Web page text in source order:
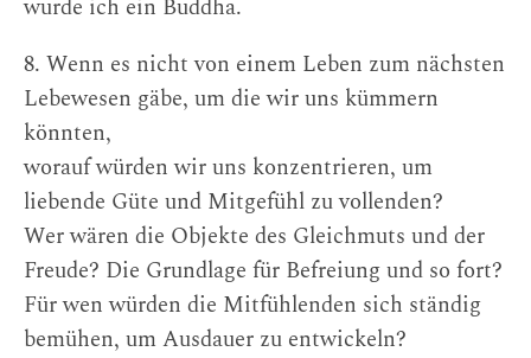
wurde ich ein Buddha.
8. Wenn es nicht von einem Leben zum nächsten
Lebewesen gäbe, um die wir uns kümmern
könnten,
worauf würden wir uns konzentrieren, um
liebende Güte und Mitgefühl zu vollenden?
Wer wären die Objekte des Gleichmuts und der
Freude? Die Grundlage für Befreiung und so fort?
Für wen würden die Mitfühlenden sich ständig
bemühen, um Ausdauer zu entwickeln?